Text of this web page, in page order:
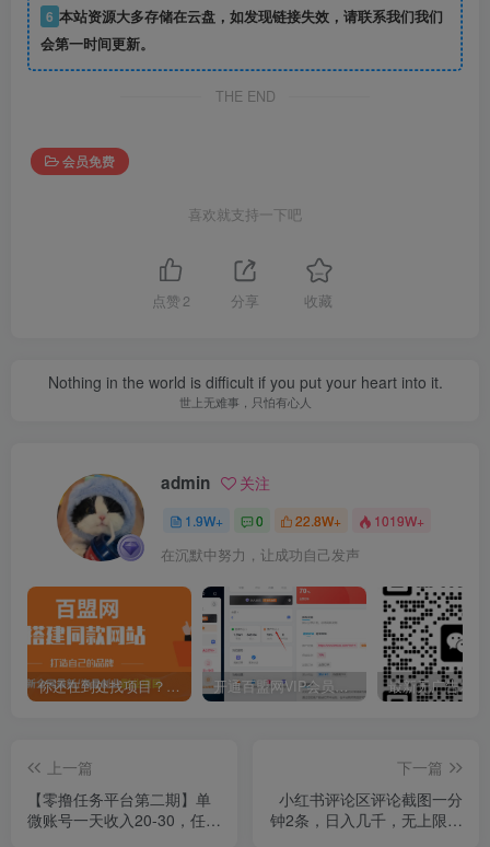
6 本站资源大多存储在云盘，如发现链接失效，请联系我们我们
会第一时间更新。
THE END
会员免费
喜欢就支持一下吧
点赞 2 分享 收藏
Nothing in the world is difficult if you put your heart into it.
世上无难事，只怕有心人
admin 关注
1.9W+ 0 22.8W+ 1019W+
在沉默中努力，让成功自己发声
你还在到处找项目？还在当韭菜？我靠卖项目一个月收入5万+，曾经我也是个失败者。 开通百盟网VIP会员，尊享全站资源免费下载，享70%的推广提成！！【限时五折优惠】
上一篇
【零撸任务平台第二期】单
微账号一天收入20-30，任务
下一篇
小红书评论区评论截图一分
钟2条，日入几千，无上限，